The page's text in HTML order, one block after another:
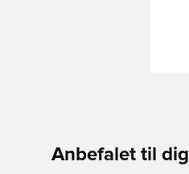
Anbefalet til dig